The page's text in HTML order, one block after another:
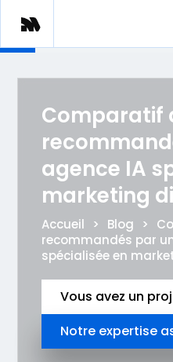
Comparatif
agence IA
marketing
Accueil > Blog >
recommandés par
spécialisée en
Vous avez un
Notre expertise